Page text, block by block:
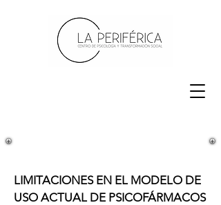
LIMITACIONES EN EL MODELO DE
USO ACTUAL DE PSICOFÁRMACOS